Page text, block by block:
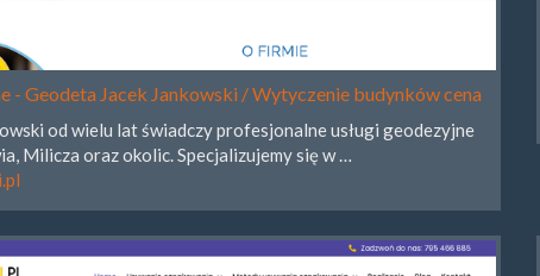
- Geodeta Jacek Jankowski / Wytyczenie budynków cena
od wielu lat świadczy profesjonalne usługi geodezyjne
Milicza oraz okolic. Specjalizujemy się w …